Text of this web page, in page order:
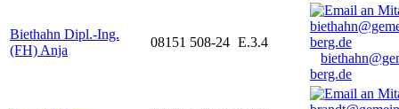
Biethahn Dipl.-Ing.
(FH) Anja
08151 508-24 E.3.4
berg.de